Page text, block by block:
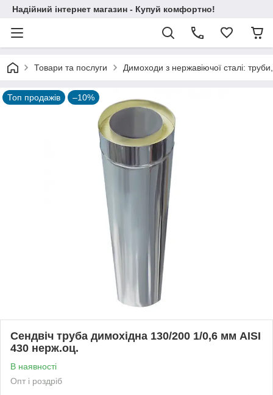
Надійний інтернет магазин - Купуй комфортно!
Товари та послуги Димоходи з нержавіючої сталі:
Топ продажів –10%
Сендвіч труба димохідна 130/200 1/0,6 мм AISI
430 нерж.оц.
В наявності
Опт і роздріб